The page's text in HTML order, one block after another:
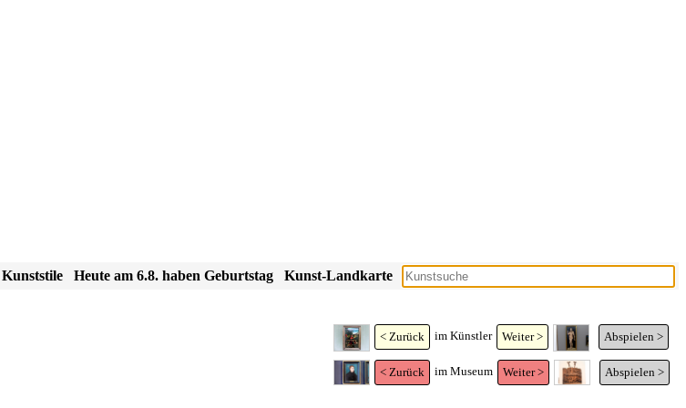
Kunst-Landkarte
Heute am 6.8. haben Geburtstag
< Zurück im Künstler Weiter > Abspielen >
< Zurück im Museum Weiter > Abspielen >